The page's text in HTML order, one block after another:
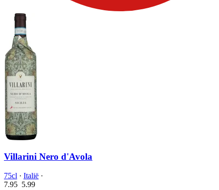
Villarini Nero d'Avola
75cl · Italië ·
7.95 5.99